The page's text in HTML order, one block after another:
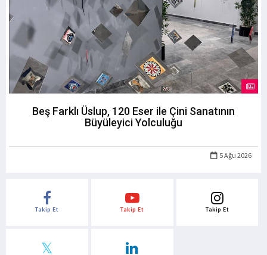
Beş Farklı Üslup, 120 Eser ile Çini Sanatının
Büyüleyici Yolculuğu
5 Ağu 2026
Takip Et Takip Et Takip Et